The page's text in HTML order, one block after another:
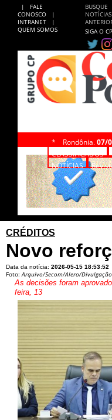
|
FALE
CONOSCO
|
INTRANET
|
QUEM SOMOS
BUSQUE
NOTÍCIAS
SIGA O CP
* Rondônia, 07/
CLASSIFICADOS
NOTÍCIAS
CRÉDITOS
Novo
Data da notícia: 2026-05-15 18:53:52
Foto:Arquivo/Secom/Alero/Divulgação
As decisões foram
feira, 13